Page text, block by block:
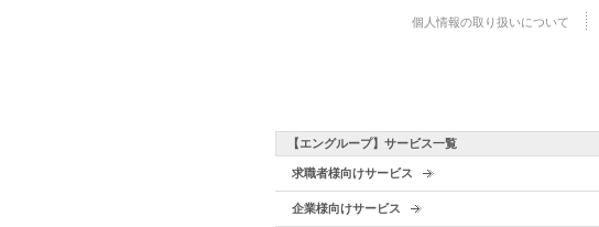
個人情報の取り扱いについて
【エングループ】サービス一覧
求職者様向けサービス
企業様向けサービス